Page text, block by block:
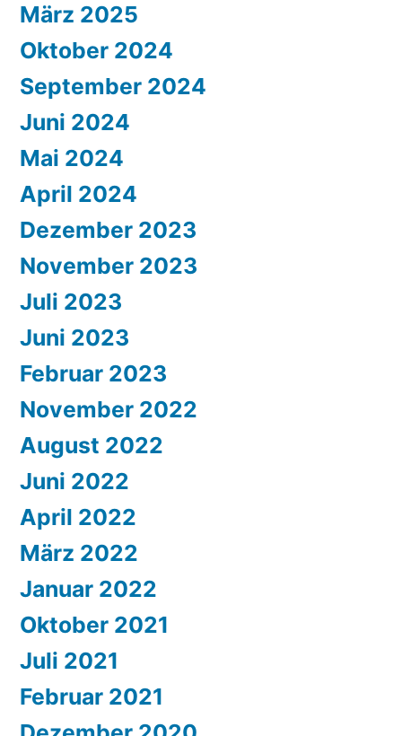
März 2025
Oktober 2024
September 2024
Juni 2024
Mai 2024
April 2024
Dezember 2023
November 2023
Juli 2023
Juni 2023
Februar 2023
November 2022
August 2022
Juni 2022
April 2022
März 2022
Januar 2022
Oktober 2021
Juli 2021
Februar 2021